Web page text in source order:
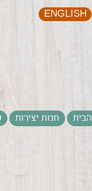
ENGLISH
הבית חנות יצירות